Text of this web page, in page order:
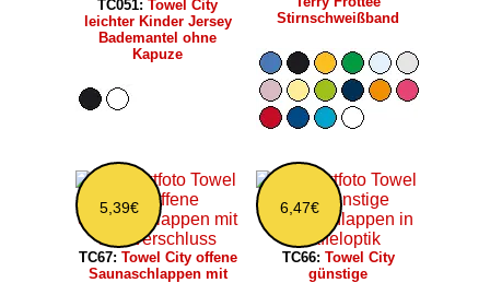
TC051: Towel City
leichter Kinder Jersey
Bademantel ohne
Kapuze
Stirnschweißband
5,39€
TC67: Towel City offene
Saunaschlappen mit
6,47€
TC66: Towel City
günstige